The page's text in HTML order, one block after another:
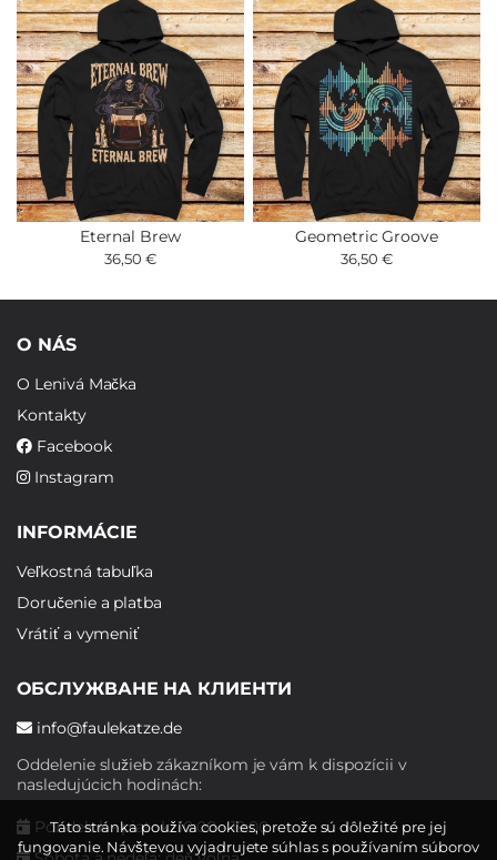
Eternal Brew
36,50 €
Geometric Groove
36,50 €
O NÁS
O Lenivá Mačka
Kontakty
Facebook
Instagram
INFORMÁCIE
Veľkostná tabuľka
Doručenie a platba
Vrátiť a vymeniť
ОБСЛУЖВАНЕ НА КЛИЕНТИ
info@faulekatze.de
Oddelenie služieb zákazníkom je vám k dispozícii v
nasledujúcich hodinách:
Pondelok - piatok: 10:00 - 19:00
Táto stránka používa cookies, pretože sú dôležité pre jej
fungovanie. Návštevou vyjadrujete súhlas s používaním súborov